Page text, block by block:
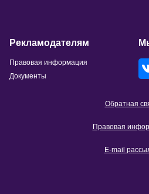
Обратная
Правовая
E-mail
Рекламодателям
Правовая информация
Документы